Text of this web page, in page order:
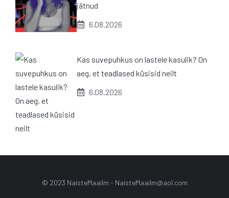
jätnud
6.08.2026
Kas suvepuhkus on lastele kasulik? On
aeg, et teadlased küsisid neilt
6.08.2026
© 2023 NaisteMaailm - NaisteMaailm@aol.com